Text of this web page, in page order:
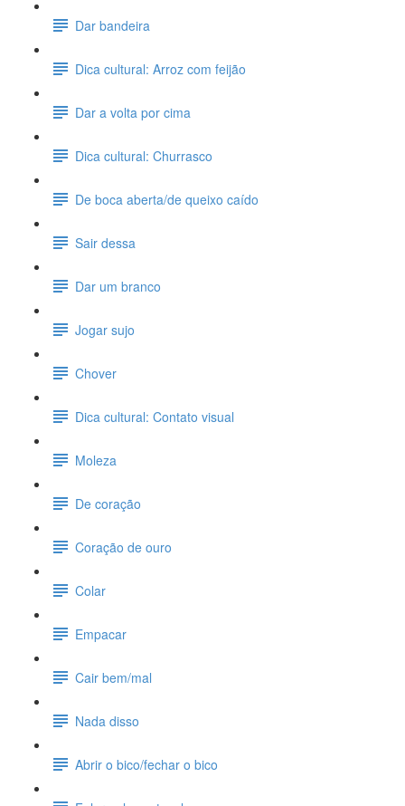
Dar bandeira
Dica cultural: Arroz com feijão
Dar a volta por cima
Dica cultural: Churrasco
De boca aberta/de queixo caído
Sair dessa
Dar um branco
Jogar sujo
Chover
Dica cultural: Contato visual
Moleza
De coração
Coração de ouro
Colar
Empacar
Cair bem/mal
Nada disso
Abrir o bico/fechar o bico